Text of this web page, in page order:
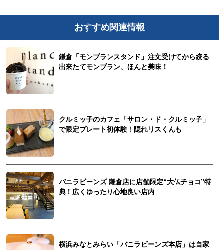
おすすめ関連情報
鎌倉「モンブランスタンド」注文受けてから絞る
出来たてモンブラン、ほんと美味！
クルミッ子のカフェ「サロン・ド・クルミッ子」
で限定プレート初体験！隠れリスくんも
バニラビーンズ 鎌倉店に店舗限定“大仏チョコ”特
典！広くゆったり心地良い店内
横浜みなとみらい「バニラビーンズ本店」は自家